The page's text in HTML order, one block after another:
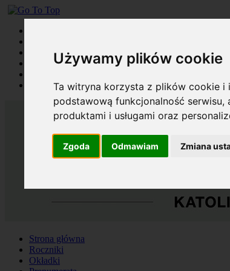
Używamy plików cookie
Ta witryna korzysta z plików cookie i
podstawową funkcjonalność serwisu,
produktami i usługami oraz
Zgoda Odmawiam Zmiana
Okładki
Prenumerata
Szukaj
Strona główna
Roczniki
Okładki